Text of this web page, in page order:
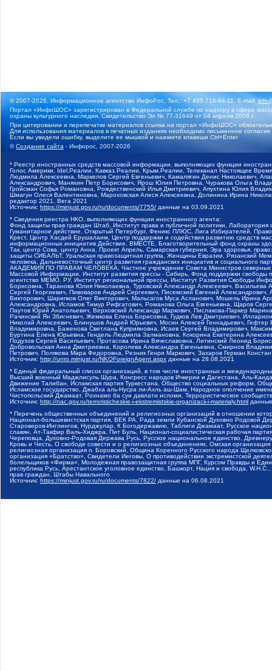
© 2007-2026, Информационное агентство ИнфоРос. Тел.: +7 495 718-84-11, E-mail:
Портал «ИнфоШОС» зарегистрирован в Федеральной службе по надзору в сфере
охраны культурного наследия. Свидетельство Эл № 77-31649 от 04 апреля 2008 г.
При цитировании и перепечатке материалов ссылка на портал «ИнфоШОС»
Для использования материалов в печатных изданиях необходимо письменное
Если вы увидели ошибку, выделите ее мышкой и нажмите клавиши Ctrl+Enter
©Создание сайта - Инфорос, 2007-2026
* Реестр иностранных средств массовой информации, выполняющих функции
Голос Америки, Idel.Реалии, Кавказ.Реалии, Крым.Реалии, Телеканал Настоящее
Людмила Алексеевна, Маркелов Сергей Евгеньевич, Камалягин Денис Николаевич,
Александрович, Маняхин Петр Борисович, Ярош Юлия Петровна, Чуракова Ольга
Гройсман Софья Романовна, Рождественский Илья Дмитриевич, Апухтина Юлия
Шмагун Олеся Валентиновна, Мароховская Алеся Алексеевна, Долинина Ирина
редактор 2021, Вега 2021
Источник: https://minjust.gov.ru/ru/documents/7755/ данные на 03.09.2021
* Сведения реестра НКО, выполняющих функции иностранного агента:
Фонд защиты прав граждан Штаб, Институт права и публичной политики,
Гуманитарное действие, Открытый Петербург, Феникс ПЛЮС, Лига Избирателей,
Крест, Центр Хасдей Ерушалаим, Центр поддержки и содействия развитию средств
информационных инициатив Действие, ВМЕСТЕ, Благотворительный фонд охраны
Так, центр Сова, центр Анна, Проект Апрель, Самарская губерния, Эра здоровья,
защиты СИБАЛЬТ, Уральская правозащитная группа, Женщины Евразии, Рязанский
человека, Дальневосточный центр развития гражданских инициатив и социального
АКАДЕМИЯ ПО ПРАВАМ ЧЕЛОВЕКА, Частное учреждение Совета Министров северных
Массовой Информации, Институт развития прессы - Сибирь, Фонд поддержки
агентство МЕМО. РУ, Институт региональной прессы, Институт Развития Свободы
Борисовна, Таранова Юлия Николаевна, Туровский Александр Алексеевич,
Сергей Георгиевич, Пивоваров Андрей Сергеевич, Писемский Евгений
Викторович, Шарипков Олег Викторович, Мальсагов Муса Асланович, Мошель Ирина
Александровна, Исламов Тимур Рифгатович, Романова Ольга Евгеньевна, Щаров
Паутов Юрий Анатольевич, Верховский Александр Маркович, Пислакова-Паркер
Рачинский Ян Збигневич, Жемкова Елена Борисовна, Гудков Лев Дмитриевич,
Николай Алексеевич, Блинушов Андрей Юрьевич, Мосин Алексей Геннадьевич,
Владимировна, Баженова Светлана Куприяновна, Исаев Сергей Владимирович,
Буртина Елена Юрьевна, Гендель Людмила Залмановна, Кокорина Екатерина
Подузов Сергей Васильевич, Протасова Ирина Вячеславовна, Литинский Леонид
Добровольская Анна Дмитриевна, Королева Александра Евгеньевна, Смирнов
Петрович, Полякова Мара Федоровна, Резник Генри Маркович, Захаров Герман
Источник: http://unro.minjust.ru/NKOForeignAgent.aspx данные на 28.08.2021
* Единый федеральный список организаций, в том числе иностранных и
Высший военный Маджлисуль Шура, Конгресс народов Ичкерии и Дагестана, Аль-
Движение Талибан, Исламская партия Туркестана, Общество социальных реформ,
Исламское государство, Джабха аль-Нусра ли-Ахль аш-Шам, Народное ополчение
Чистопольский Джамаат, Рохнамо ба суи давлати исломи, Террористическое
Источник: http://nac.gov.ru/terroristicheskie-i-ekstremistskie-organizacii-i-materialy.html
* Перечень общественных объединений и религиозных организаций в отношении
Национал-большевистская партия, ВЕК РА, Рада земли Кубанской Духовно Родовой
Староверов-Инглингов, Нурджулар, К Богодержавию, Таблиги Джамаат, Русское
славян, Ат-Такфир Валь-Хиджра, Пит Буль, Национал-социалистическая рабочая
Череповца, Духовно-Родовая Держава Русь, Русское национальное единство,
Кровь и Честь, О свободе совести и о религиозных объединениях, Омская
религиозная организация п. Боровский, Община Коренного Русского народа
организация «Братство», Свидетели Иеговы, О противодействии экстремистской
болельщиков «Фирма», Молодежная правозащитная группа МПГ, Курсом Правды и
республика Русь, Арестантское уголовное единство, Башкорт, Нация и свобода,
прав граждан, Штабы Навального
Источник: https://minjust.gov.ru/ru/documents/7822/ данные на 06.08.2021